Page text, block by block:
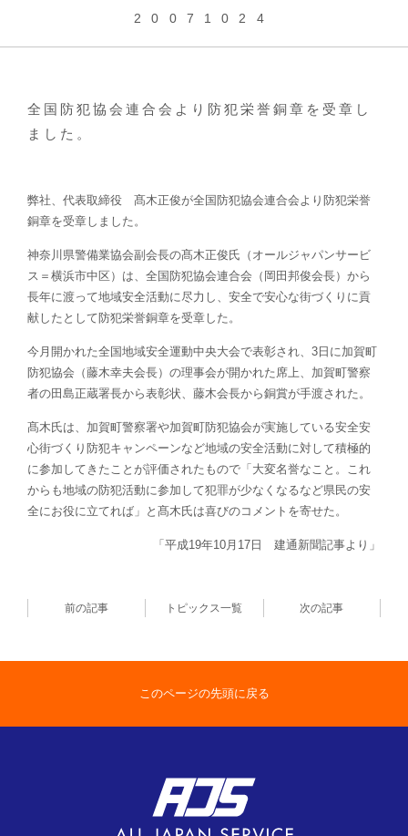
弊社、代表取締役 髙木正俊が全国防犯協会連合会より防犯栄誉
銅章を受章しました。
神奈川県警備業協会副会長の髙木正俊氏（オールジャパンサービ
ス＝横浜市中区）は、全国防犯協会連合会（岡田邦俊会長）から
長年に渡って地域安全活動に尽力し、安全で安心な街づくりに貢
献したとして防犯栄誉銅章を受章した。
今月開かれた全国地域安全運動中央大会で表彰され、3日に加賀町
防犯協会（藤木幸夫会長）の理事会が開かれた席上、加賀町警察
者の田島正蔵署長から表彰状、藤木会長から銅賞が手渡された。
髙木氏は、加賀町警察署や加賀町防犯協会が実施している安全安
心街づくり防犯キャンペーンなど地域の安全活動に対して積極的
に参加してきたことが評価されたもので「大変名誉なこと。これ
からも地域の防犯活動に参加して犯罪が少なくなるなど県民の安
全にお役に立てれば」と髙木氏は喜びのコメントを寄せた。
「平成19年10月17日 建通新聞記事より」
前の記事 トピックス一覧 次の記事
このページの先頭に戻る